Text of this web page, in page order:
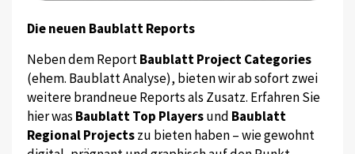
Die neuen Baublatt Reports
Neben dem ReportBaublatt Project Categories
(ehem. Baublatt Analyse), bieten wir ab sofort zwei
weitere brandneue Reports als Zusatz. Erfahren Sie
hier was Baublatt Top Playersund Baublatt
Regional Projectszu bieten haben – wie gewohnt